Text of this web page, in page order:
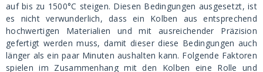
auf bis zu 1500°C steigen. Diesen Bedingungen ausgesetzt, ist
es nicht verwunderlich, dass ein Kolben aus entsprechend
hochwertigen Materialien und mit ausreichender Präzision
gefertigt werden muss, damit dieser diese Bedingungen auch
länger als ein paar Minuten aushalten kann. Folgende Faktoren
spielen im Zusammenhang mit den Kolben eine Rolle und